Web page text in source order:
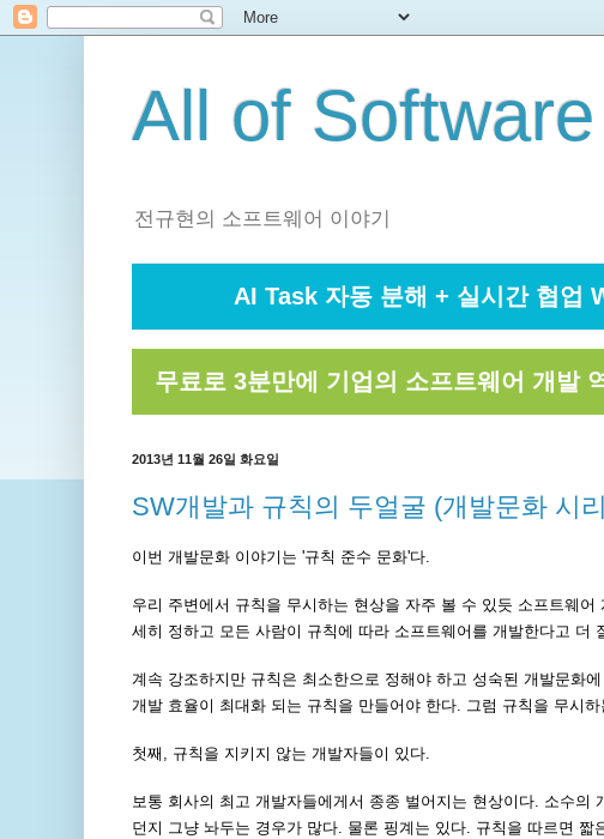
All of Software
전규현의 소프트웨어 이야기
AI Task 자동 분해 + 실시간 협업
무료로 3분만에 기업의 소프트웨어 개발
2013년 11월 26일 화요일
SW개발과 규칙의 두얼굴 (개발문화 시
이번 개발문화 이야기는 '규칙 준수 문화'다.
우리 주변에서 규칙을 무시하는 현상을 자주 볼 수 있듯 소프트웨
세히 정하고 모든 사람이 규칙에 따라 소프트웨어를 개발한다고 더
계속 강조하지만 규칙은 최소한으로 정해야 하고 성숙된 개발문화
개발 효율이 최대화 되는 규칙을 만들어야 한다. 그럼 규칙을 무시
첫째, 규칙을 지키지 않는 개발자들이 있다.
보통 회사의 최고 개발자들에게서 종종 벌어지는 현상이다. 소수
던지 그냥 놔두는 경우가 많다. 물론 핑계는 있다. 규칙을 따르면